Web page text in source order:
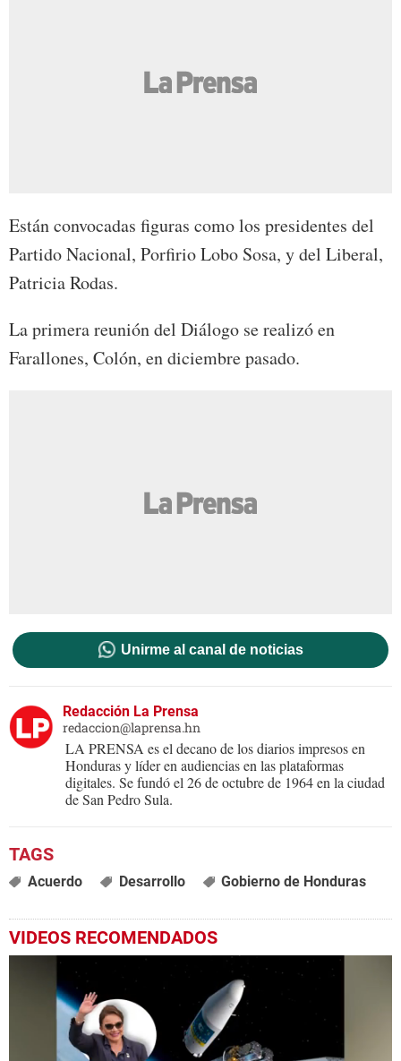
Están convocadas figuras como los presidentes del
Partido Nacional, Porfirio Lobo Sosa, y del Liberal,
Patricia Rodas.
La primera reunión del Diálogo se realizó en
Farallones, Colón, en diciembre pasado.
Unirme al canal de noticias
Redacción La Prensa
redaccion@laprensa.hn
LA PRENSA es el decano de los diarios impresos en
Honduras y líder en audiencias en las plataformas
digitales. Se fundó el 26 de octubre de 1964 en la ciudad
de San Pedro Sula.
Acuerdo Desarrollo Gobierno de Honduras
VIDEOS RECOMENDADOS